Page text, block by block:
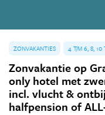
ZONVAKANTIES 4 T/M 6, 8, 10
Zonvakantie op
only hotel met
incl. vlucht &
halfpension of